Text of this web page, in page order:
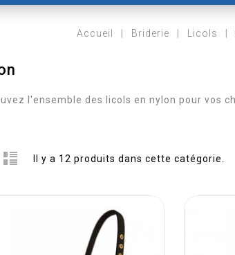
Accueil Briderie Licols
l'ensemble des licols en nylon pour vos
Il y a 12 produits dans cette catégorie.